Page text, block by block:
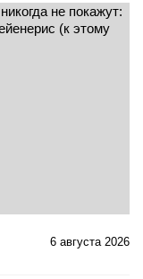
6 августа 2026